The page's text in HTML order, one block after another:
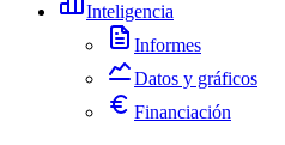
Inteligencia
Informes
Datos y gráficos
Financiación